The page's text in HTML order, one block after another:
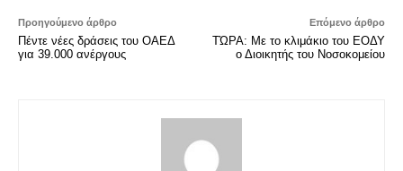
Προηγούμενο άρθρο
Πέντε νέες δράσεις του ΟΑΕΔ
για 39.000 ανέργους
Επόμενο άρθρο
ΤΏΡΑ: Με το κλιμάκιο του ΕΟΔΥ
ο Διοικητής του Νοσοκομείου